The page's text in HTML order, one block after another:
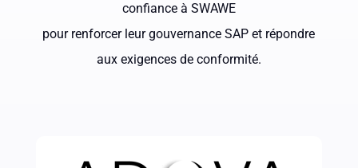
confiance à SWAWE
pour renforcer leur gouvernance SAP et répondre
aux exigences de conformité.